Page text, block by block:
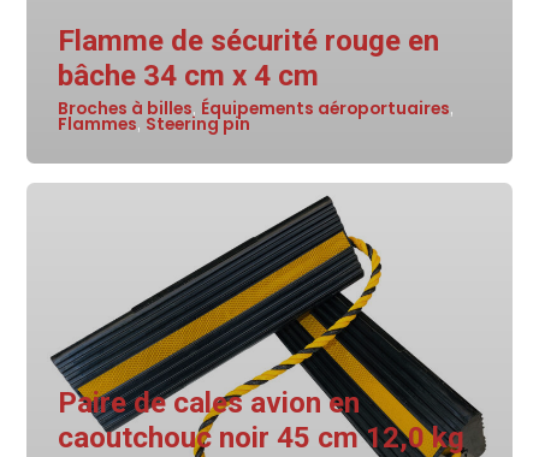
Flamme de sécurité rouge en
bâche 34 cm x 4 cm
Broches à billes, Équipements aéroportuaires,
Flammes, Steering pin
Paire de cales avion en
caoutchouc noir 45 cm 12,0 kg